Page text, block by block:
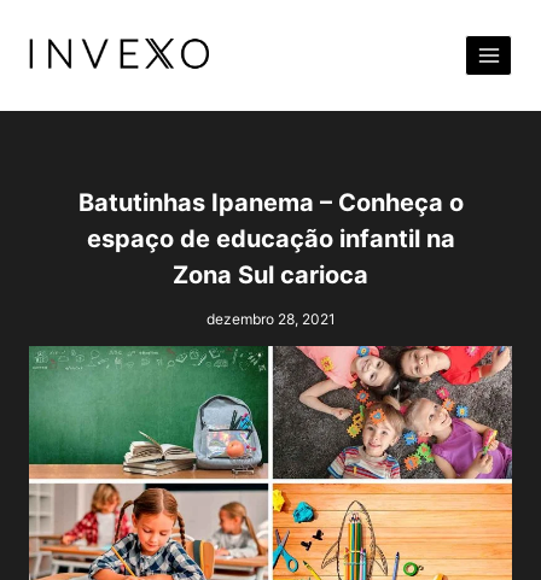
para
Conteúdo
Batutinhas Ipanema – Conheça o
espaço de educação infantil na
Zona Sul carioca
dezembro 28, 2021